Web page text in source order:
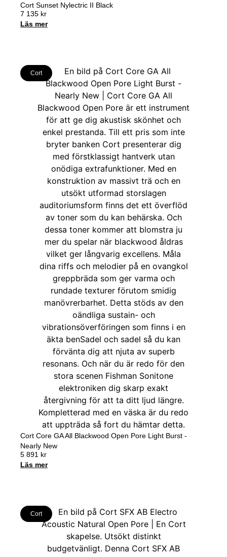
Cort Sunset Nylectric II Black
7 135 kr
Läs mer
Cort
Cort Core GA All Blackwood Open Pore Light Burst -
Nearly New
5 891 kr
Läs mer
Cort